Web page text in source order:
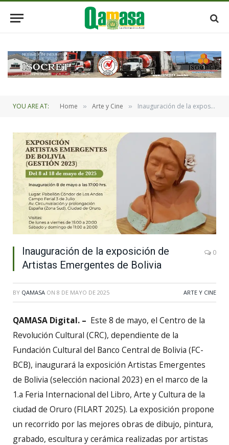
YOU ARE AT: Home » Arte y Cine » Inauguración de la exposición de Artistas Emergentes de Bolivia
Inauguración de la exposición de
Artistas Emergentes de Bolivia
0
BY QAMASA ON 8 DE MAYO DE 2025 ARTE Y CINE
QAMASA Digital. – Este 8 de mayo, el Centro de la
Revolución Cultural (CRC), dependiente de la
Fundación Cultural del Banco Central de Bolivia (FC-
BCB), inaugurará la exposición Artistas Emergentes
de Bolivia (selección nacional 2023) en el marco de la
1.a Feria Internacional del Libro, Arte y Cultura de la
ciudad de Oruro (FILART 2025). La exposición propone
un recorrido por las mejores obras de dibujo, pintura,
grabado, escultura y cerámica realizadas por artistas